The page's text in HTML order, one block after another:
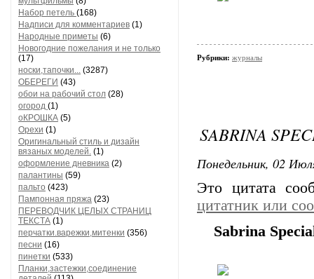
Набор петель (168)
Надписи для комментариев (1)
Народные приметы (6)
Новогодние пожелания и не только
(17)
носки,тапочки... (3287)
ОБЕРЕГИ (43)
обои на рабочий стол (28)
огород (1)
оКРОШКА (5)
Орехи (1)
Оригинальный стиль и дизайн
вязаных моделей. (1)
оформление дневника (2)
палантины (59)
пальто (423)
Пампонная пряжа (23)
ПЕРЕВОДЧИК ЦЕЛЫХ СТРАНИЦ
ТЕКСТА (1)
перчатки.варежки,митенки (356)
песни (16)
пинетки (533)
Планки,застежки,соединение
Рубрики: журналы
SABRINA
Понедельник, 02
Это цитата
цитатник или
Sabrina